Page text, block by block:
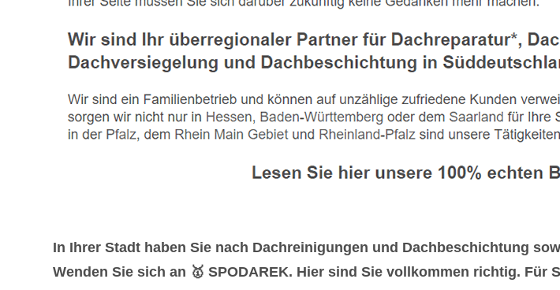
In Ihrer Stadt haben Sie nach Dachreinigungen und Dachbeschichtung
Wenden Sie sich an 🥇 SPODAREK. Hier sind Sie vollkommen richtig.